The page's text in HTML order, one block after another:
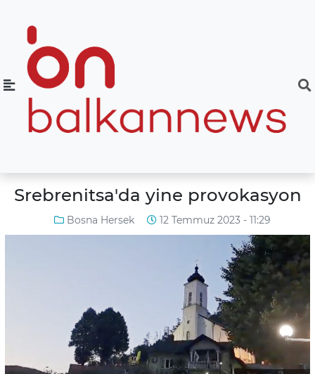
Srebrenitsa'da yine provokasyon
Bosna Hersek 12 Temmuz 2023 - 11:29